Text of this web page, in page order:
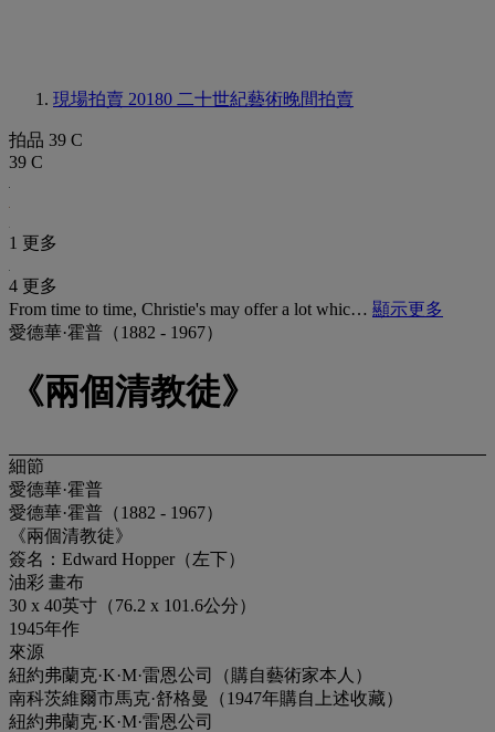
現場拍賣 20180 二十世紀藝術晚間拍賣
拍品 39 C
39 C
1 更多
4 更多
From time to time, Christie's may offer a lot whic… 顯示更多
愛德華·霍普（1882 - 1967）
《兩個清教徒》
細節
愛德華·霍普
愛德華·霍普（1882 - 1967）
《兩個清教徒》
簽名：Edward Hopper（左下）
油彩 畫布
30 x 40英寸（76.2 x 101.6公分）
1945年作
來源
紐約弗蘭克·K·M·雷恩公司（購自藝術家本人）
南科茨維爾市馬克·舒格曼（1947年購自上述收藏）
紐約弗蘭克·K·M·雷恩公司